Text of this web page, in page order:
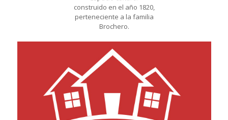
construido en el año 1820,
perteneciente a la familia
Brochero.